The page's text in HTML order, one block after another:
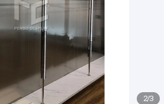
2/3